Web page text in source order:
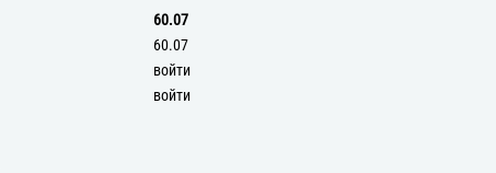
60.07
60.07
войти
войти